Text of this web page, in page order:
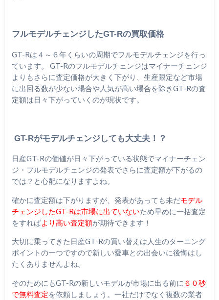
フルモデルチェンジしたGT-Rの買取価格
GT-Rは４～６年くらいの周期でフルモデルチェンジを行っ
ています。 GT-Rのフルモデルチェンジはマイナーチェンジ
よりもさらに査定価格が大きく下がり、生産限定など市場
に出回る数が少ない場合や人気が高い場合を除きGT-Rの査
定額は日々下がっていくのが現状です。
GT-Rがモデルチェンジしても大丈夫！？
日産GT-Rの価値が日々下がっている状態でマイナーチェン
ジ・フルモデルチェンジの発表でさらに査定額が下がるの
では？と心配になりますよね。
確かに査定額は下がりますが、発表があっても未だモデル
チェンジしたGT-Rは市場に出ていないため早めに一括査定
をすればより高い査定額が期待できます！
大切に乗ってきた日産GT-Rの買い替えは人生のターニング
ポイントの一つですので新しい愛車との出会いに後悔はし
たくありませんよね。
そのためにもGT-Rの新しいモデルが市場に出る前に ６０秒
で無料査定を依頼しましょう。一社だけでなく複数の業者